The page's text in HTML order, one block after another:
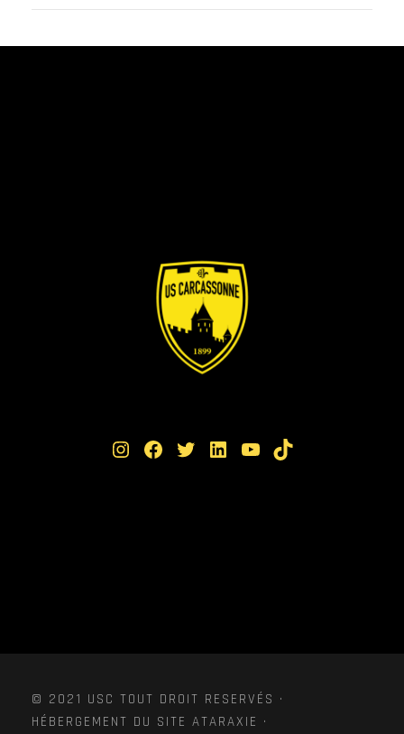
Instagram Facebook Twitter LinkedIn YouTube TikTok
© 2021 USC TOUT DROIT RESERVÉS ·
HÉBERGEMENT DU SITE ATARAXIE ·